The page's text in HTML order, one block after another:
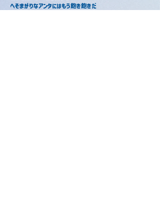
へそまがりなアンタにはもう飽き飽きだ